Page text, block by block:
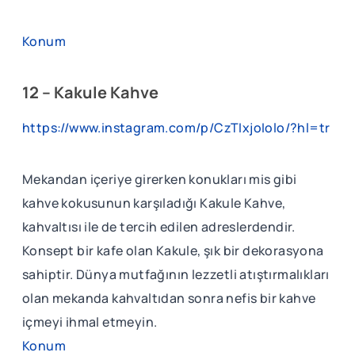
Konum
12 – Kakule Kahve
https://www.instagram.com/p/CzTIxjoIolo/?hl=tr
Mekandan içeriye girerken konukları mis gibi
kahve kokusunun karşıladığı Kakule Kahve,
kahvaltısı ile de tercih edilen adreslerdendir.
Konsept bir kafe olan Kakule, şık bir dekorasyona
sahiptir. Dünya mutfağının lezzetli atıştırmalıkları
olan mekanda kahvaltıdan sonra nefis bir kahve
içmeyi ihmal etmeyin.
Konum